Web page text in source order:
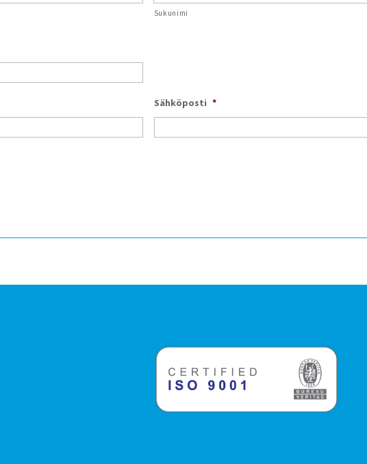
Sukunimi
Sähköposti *